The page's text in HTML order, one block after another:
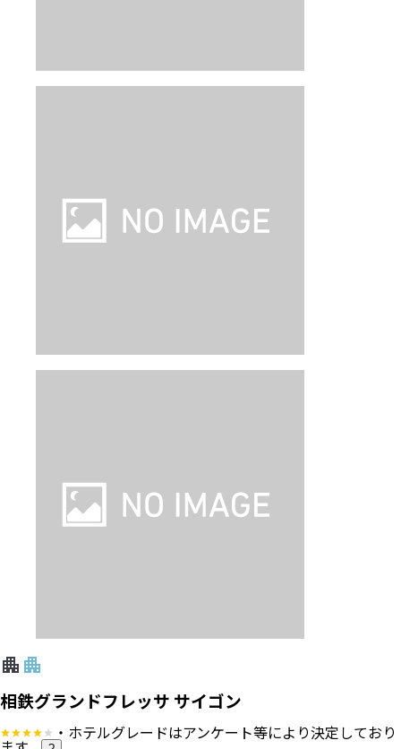
相鉄グランドフレッサ サイゴン
・ホテルグレードはアンケート等により決定しており